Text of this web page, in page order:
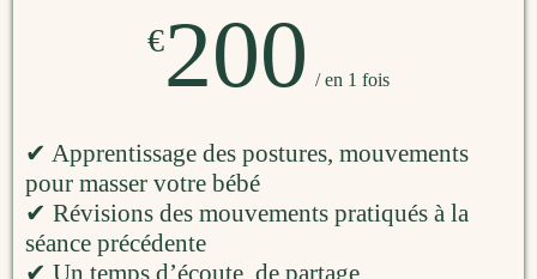
✔ Apprentissage des postures, mouvements
pour masser votre bébé
✔ Révisions des mouvements pratiqués à la
séance précédente
✔ Un temps d’écoute, de partage
€200 / en 1 fois